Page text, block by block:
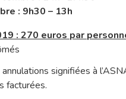
: 9h30 – 13h
: 270 euros par
signifiées à
facturées.